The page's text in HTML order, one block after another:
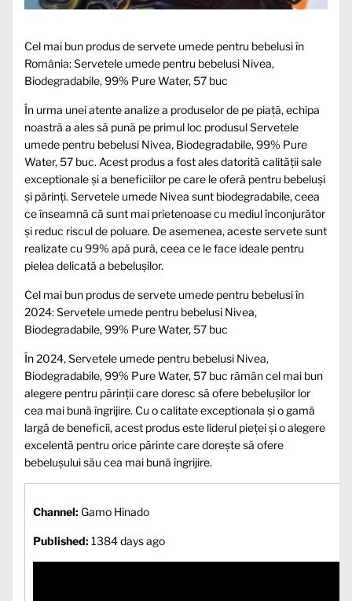
Cel mai bun produs de servete umede pentru bebelusi în
România: Servetele umede pentru bebelusi Nivea,
Biodegradabile, 99% Pure Water, 57 buc
În urma unei atente analize a produselor de pe piață, echipa
noastră a ales să pună pe primul loc produsul Servetele
umede pentru bebelusi Nivea, Biodegradabile, 99% Pure
Water, 57 buc. Acest produs a fost ales datorită calității sale
exceptionale și a beneficiilor pe care le oferă pentru bebeluși
și părinți. Servetele umede Nivea sunt biodegradabile, ceea
ce înseamnă că sunt mai prietenoase cu mediul înconjurător
și reduc riscul de poluare. De asemenea, aceste servete sunt
realizate cu 99% apă pură, ceea ce le face ideale pentru
pielea delicată a bebelușilor.
Cel mai bun produs de servete umede pentru bebelusi în
2024: Servetele umede pentru bebelusi Nivea,
Biodegradabile, 99% Pure Water, 57 buc
În 2024, Servetele umede pentru bebelusi Nivea,
Biodegradabile, 99% Pure Water, 57 buc rămân cel mai bun
alegere pentru părinții care doresc să ofere bebelușilor lor
cea mai bună îngrijire. Cu o calitate exceptionala și o gamă
largă de beneficii, acest produs este liderul pieței și o alegere
excelentă pentru orice părinte care dorește să ofere
bebelușului său cea mai bună îngrijire.
Channel: Gamo Hinado
Published: 1384 days ago